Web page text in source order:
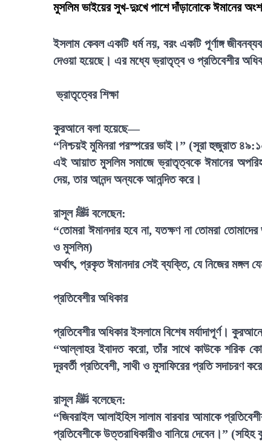
মুসলিম ভাইয়ের সুখ-দুঃখে পাশে দাঁড়ানোকে ঈমানের অংশ
ইসলাম কেবল একটি ধর্ম নয়, বরং একটি পূর্ণাঙ্গ
দেওয়া হয়েছে। এর মধ্যে ভ্রাতৃত্ব ও প্রতিবেশীর
ভ্রাতৃত্বের শিক্ষা
কুরআনে বলা হয়েছে—
“নিশ্চয়ই মুমিনরা পরস্পরের ভাই।” (সূরা হুজুরাত
এই আয়াত মুসলিম সমাজে ভ্রাতৃত্বকে ঈমানের
দেয়, তার আনন্দ অন্যকে আনন্দিত করে।
রাসূল ﷺ বলেছেন:
“তোমরা ঈমানদার হবে না, যতক্ষণ না তোমরা
ও মুসলিম)
অর্থাৎ, প্রকৃত ঈমানদার সেই ব্যক্তি, যে নিজের মঙ্গল
প্রতিবেশীর অধিকার
প্রতিবেশীর অধিকার ইসলামে বিশেষ মর্যাদাপূর্ণ।
“আল্লাহর ইবাদত করো, তাঁর সাথে কাউকে শরিক
দূরবর্তী প্রতিবেশী, সাথী ও মুসাফিরের প্রতি সদাচরণ
রাসূল ﷺ বলেছেন:
“জিবরাইল আলাইহিস সালাম বারবার আমাকে
প্রতিবেশীকে উত্তরাধিকারীও বানিয়ে দেবেন।” (সহিহ